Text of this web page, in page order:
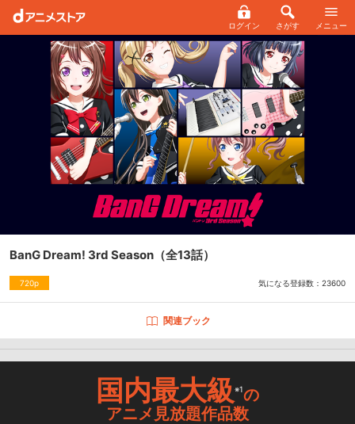
ログイン さがす メニュー
BanG Dream! 3rd Season （全13話）
720p 気になる登録数： 23600
関連ブック
国内最大級※1の
アニメ見放題作品数